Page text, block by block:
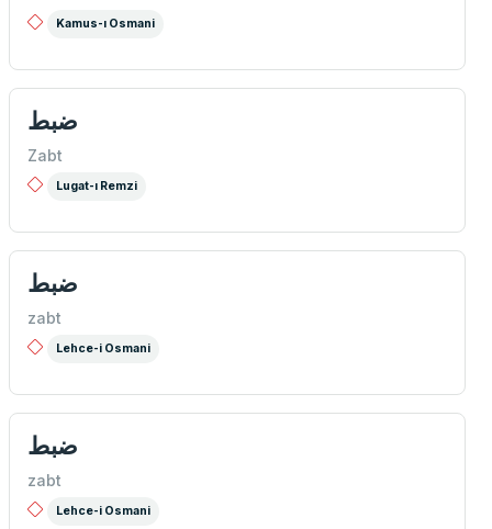
Kamus-ı Osmani
ضبط
Zabt
Lugat-ı Remzi
ضبط
zabt
Lehce-i Osmani
ضبط
zabt
Lehce-i Osmani